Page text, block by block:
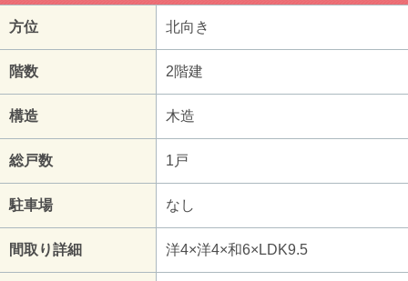
方位 北向き
階数 2階建
構造 木造
総戸数 1戸
駐車場 なし
間取り詳細 洋4×洋4×和6×LDK9.5